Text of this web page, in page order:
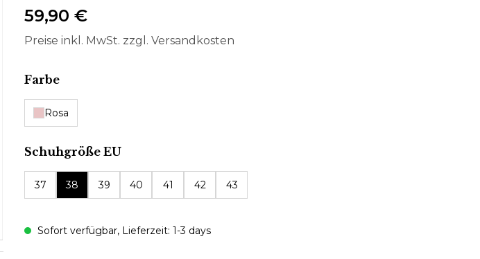
59,90 €
Preise inkl. MwSt. zzgl. Versandkosten
Farbeauswählen
Rosa
Schuhgröße EUauswählen
37 38 39 40 41 42 43
Sofort verfügbar, Lieferzeit: 1-3 days